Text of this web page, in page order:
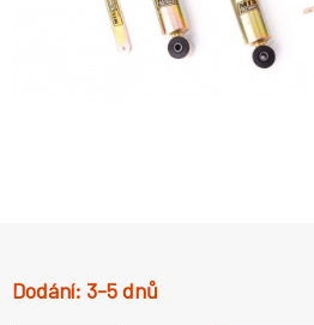
3-5 dnů